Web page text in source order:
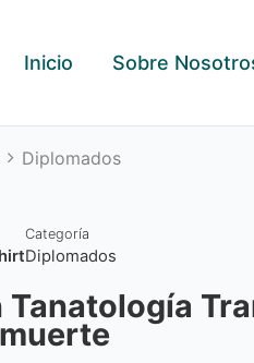
Inicio Sobre
Diplomados
Categoría
Diplomados
Tanatología